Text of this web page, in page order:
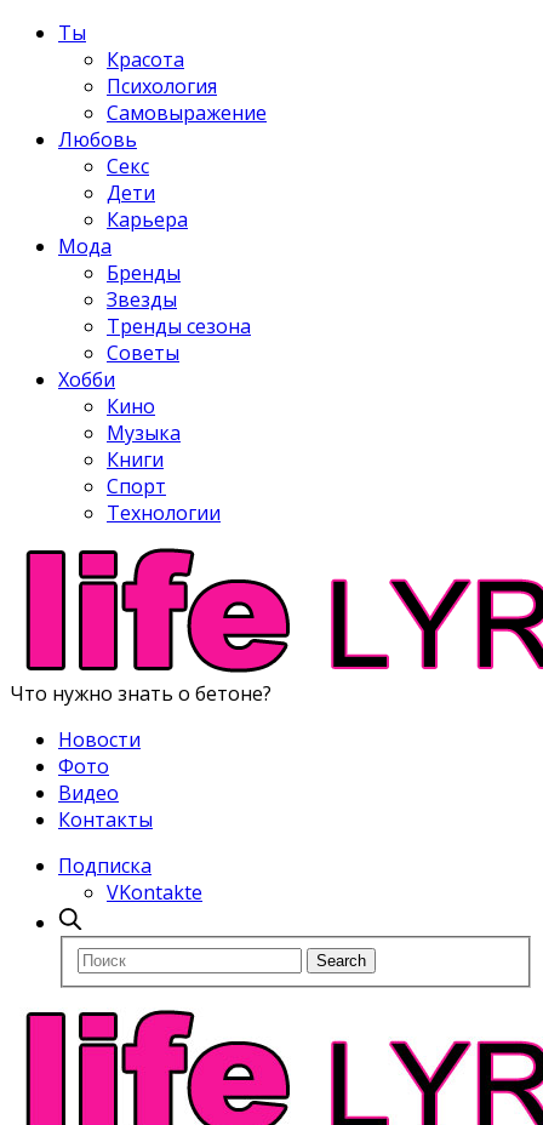
Ты
Красота
Психология
Самовыражение
Любовь
Секс
Дети
Карьера
Мода
Бренды
Звезды
Тренды сезона
Советы
Хобби
Кино
Музыка
Книги
Спорт
Технологии
Что нужно знать о бетоне?
Новости
Фото
Видео
Контакты
Подписка
VKontakte